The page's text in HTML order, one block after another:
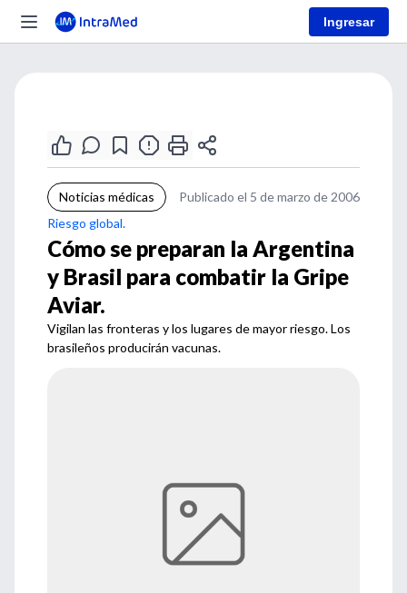
Ingresar
Noticias médicas
Publicado el 5 de marzo de 2006
Riesgo global.
Cómo se preparan la Argentina
y Brasil para combatir la Gripe
Aviar.
Vigilan las fronteras y los lugares de mayor riesgo. Los
brasileños producirán vacunas.